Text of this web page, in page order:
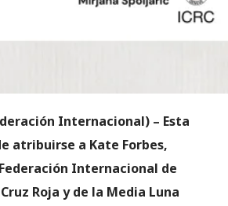
Internacional) – Esta
atribuirse a Kate Forbes,
Internacional de
Roja y de la Media Luna